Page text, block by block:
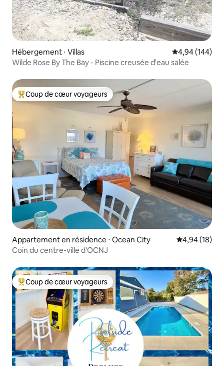
Hébergement ⋅ Villas Évaluation
4,94 (144)
Wilde Rose By The Bay - Piscine creusée d'eau salée
Coups de cœur voyageurs les plus appréciés
Coup de cœur voyageurs
Appartement en résidence ⋅ Ocean City Évaluation
4,94 (18)
Coin du centre-ville d'OCNJ
Coups de cœur voyageurs les plus appréciés
Coup de cœur voyageurs